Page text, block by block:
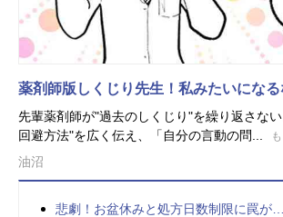
薬剤師版しくじり先生！私みたいになる
先輩薬剤師が"過去のしくじり"を繰り返さな
回避方法"を広く伝え、「自分の言動の問...
油沼
悲劇！お盆休みと処方日数制限に罠が…